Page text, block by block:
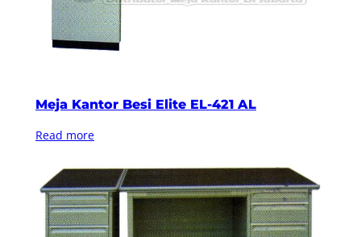
Meja Kantor Besi Elite EL-421 AL
Read more